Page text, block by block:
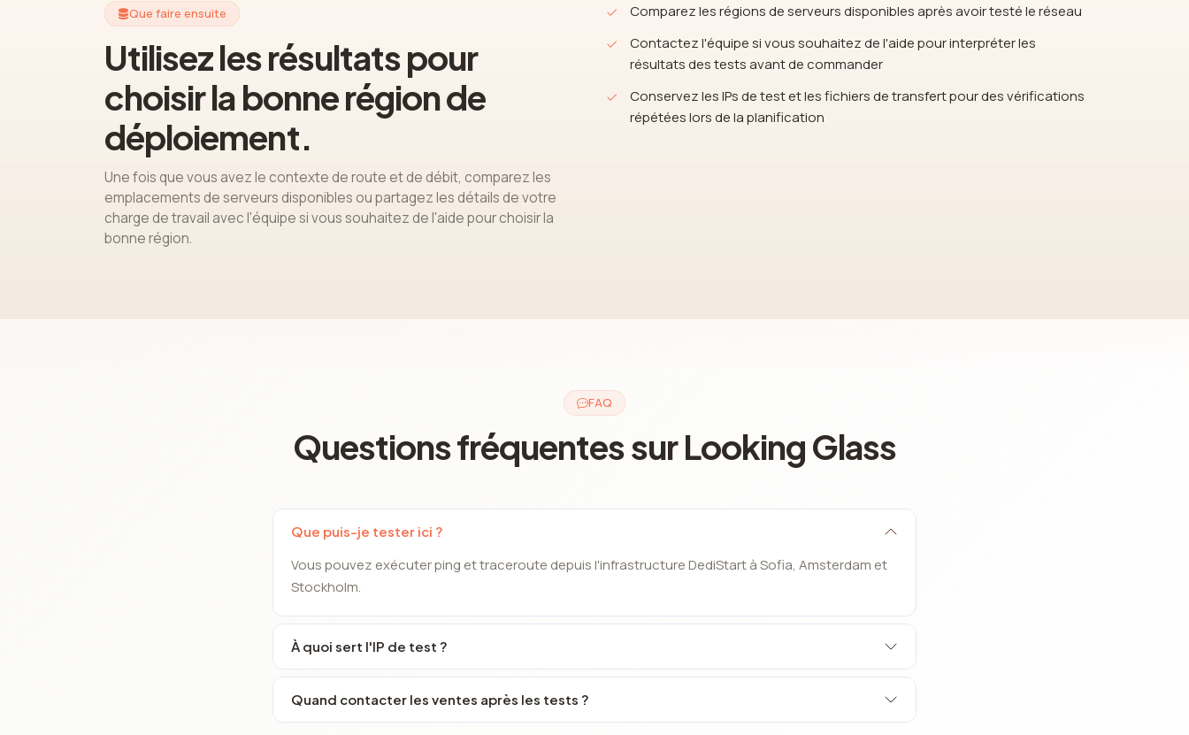
Que faire ensuite
Utilisez les résultats pour
choisir la bonne région de
déploiement.
Une fois que vous avez le contexte de route et de débit, comparez les
emplacements de serveurs disponibles ou partagez les détails de votre
charge de travail avec l'équipe si vous souhaitez de l'aide pour choisir la
bonne région.
Comparez les régions de serveurs disponibles après avoir testé le réseau
Contactez l'équipe si vous souhaitez de l'aide pour interpréter les
résultats des tests avant de commander
Conservez les IPs de test et les fichiers de transfert pour des vérifications
répétées lors de la planification
FAQ
Questions fréquentes sur Looking Glass
Que puis-je tester ici ?
Vous pouvez exécuter ping et traceroute depuis l'infrastructure DediStart à Sofia, Amsterdam et
Stockholm.
À quoi sert l'IP de test ?
Quand contacter les ventes après les tests ?